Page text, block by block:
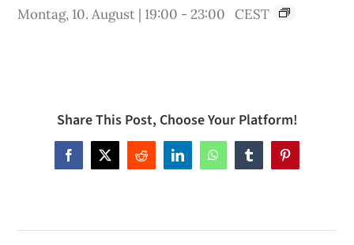
Montag, 10. August | 19:00 -23:00 CEST
Share This Post, Choose Your Platform!
Facebook
X Reddit LinkedInWhatsAppTumblrPinterest